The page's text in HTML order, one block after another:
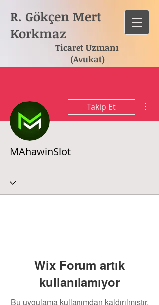
R. Gökçen Mert
Korkmaz
Ticaret Uzmanı
(Avukat)
Takip Et
MAhawinSlot
Wix Forum artık
kullanılamıyor
Bu uygulama kullanımdan kaldırılmıştır.